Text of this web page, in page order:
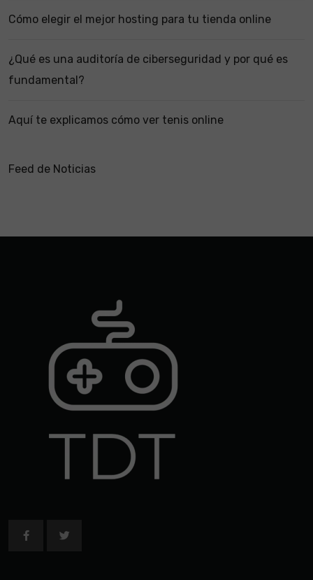
Cómo elegir el mejor hosting para tu tienda online
¿Qué es una auditoría de ciberseguridad y por qué es
fundamental?
Aquí te explicamos cómo ver tenis online
Feed de Noticias